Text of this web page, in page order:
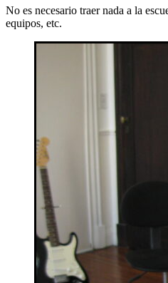
No es necesario traer nada a la
equipos, etc.